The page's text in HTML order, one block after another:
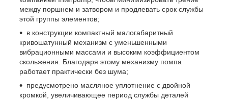
между поршнем и затвором и продлевать срок службы
этой группы элементов;
в конструкции компактный малогабаритный
кривошатунный механизм с уменьшенными
вибрационными массами и высоким коэффициентом
скольжения. Благодаря этому механизму помпа
работает практически без шума;
предусмотрено масляное уплотнение с двойной
кромкой, увеличивающее период службы деталей